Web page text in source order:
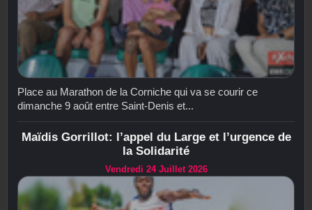
Place au Marathon de la Corniche qui va se courir ce
dimanche 9 août entre Saint-Denis et...
Maïdis Gorrillot: l’appel du Large et l’urgence de
la Solidarité
Vendredi 24 Juillet 2026